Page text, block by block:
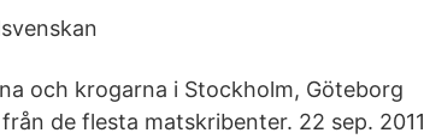
och krogarna i Stockholm, Göteborg
de flesta matskribenter. 22 sep. 2011